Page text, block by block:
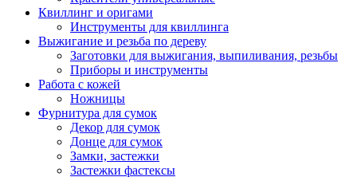
Квиллинг и оригами
Инструменты для квиллинга
Выжигание и резьба по дереву
Заготовки для выжигания, выпиливания, резьбы
Приборы и инструменты
Работа с кожей
Ножницы
Фурнитура для сумок
Декор для сумок
Донце для сумок
Замки, застежки
Застежки фастексы